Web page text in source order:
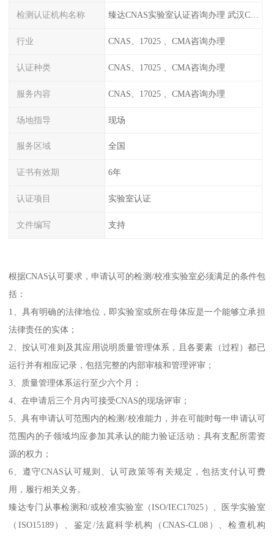
检测认证机构名称 臻达CNAS实验室认证咨询办理 武汉CNAS实验室认可办理
行业 CNAS、17025 、CMA咨询办理
认证种类 CNAS、17025 、CMA咨询办理
服务内容 CNAS、17025 、CMA咨询办理
场地指导 现场
服务区域 全国
证书有效期 6年
认证项目 实验室认证
文件编写 支持
根据CNAS认可要求，申请认可的检测/校准实验室必须满足的条件包
括：
1、具有明确的法律地位，即实验室或所在母体应是一个能够立承担
法律责任的实体；
2、按认可准则及其应用说明质量管理体系，且各要素（过程）都已
运行并有相应记录，包括完整的内部审核和管理评审；
3、质量管理体系运行至少六个月；
4、在申请后三个月内可接受CNAS的现场评审；
5、具有申请认可范围内的检测/校准能力，并在可能时每一申请认可
范围内的子领域均应参加其承认的能力验证活动；具有支配所需资
源的权力；
6、遵守CNAS认可规则、认可政策等有关规定，包括支付认可费
用，履行相关义务。
臻达专门从事检测和/或校准实验室（ISO/IEC17025）、医学实验室
（ISO15189）、鉴定/法庭科学机构（CNAS-CL08）、检查机构